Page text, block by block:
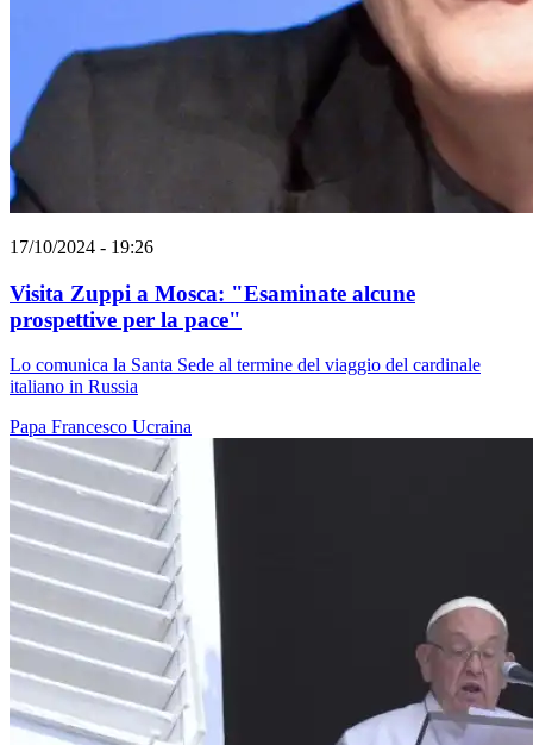
17/10/2024 - 19:26
Visita Zuppi a Mosca: "Esaminate alcune
prospettive per la pace"
Lo comunica la Santa Sede al termine del viaggio del cardinale
italiano in Russia
Papa Francesco Ucraina